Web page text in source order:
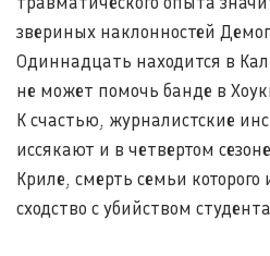
звериных наклонностей
Одиннадцать находится в
не может помочь банде в
К счастью, журналистские
иссякают и в четвертом
Криле, смерть семьи
сходство с убийством